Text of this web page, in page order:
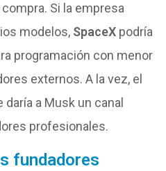
Si la empresa
modelos, SpaceX podría
programación con menor
externos. A la vez, el
daría a Musk un canal
profesionales.
fundadores